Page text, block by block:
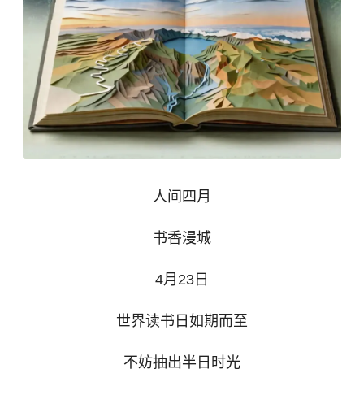
人间四月
书香漫城
4月23日
世界读书日如期而至
不妨抽出半日时光